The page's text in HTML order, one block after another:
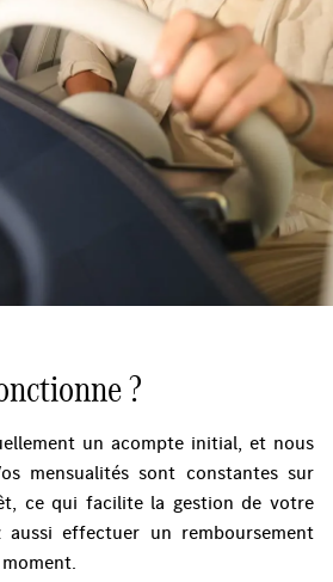
?
un acompte initial, et nous
mensualités sont constantes sur
ce qui facilite la gestion de votre
aussi effectuer un remboursement